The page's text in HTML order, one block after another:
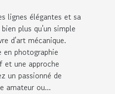
lignes élégantes et sa
plus qu'un simple
d'art mécanique.
en photographie
une approche
un passionné de
amateur ou...